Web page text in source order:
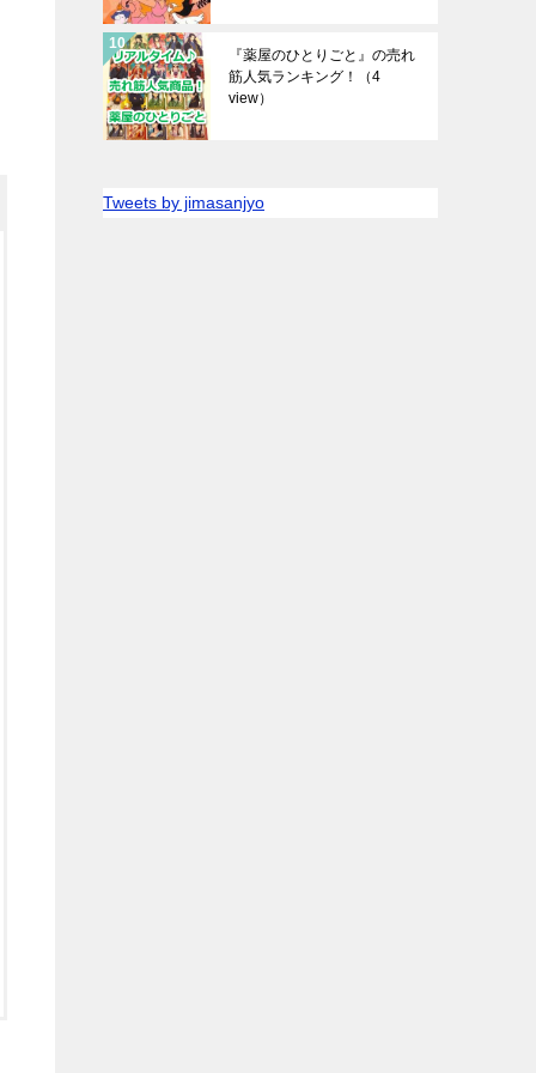
『薬屋のひとりごと』の売れ
筋人気ランキング！
（4
view）
Tweets by jimasanjyo